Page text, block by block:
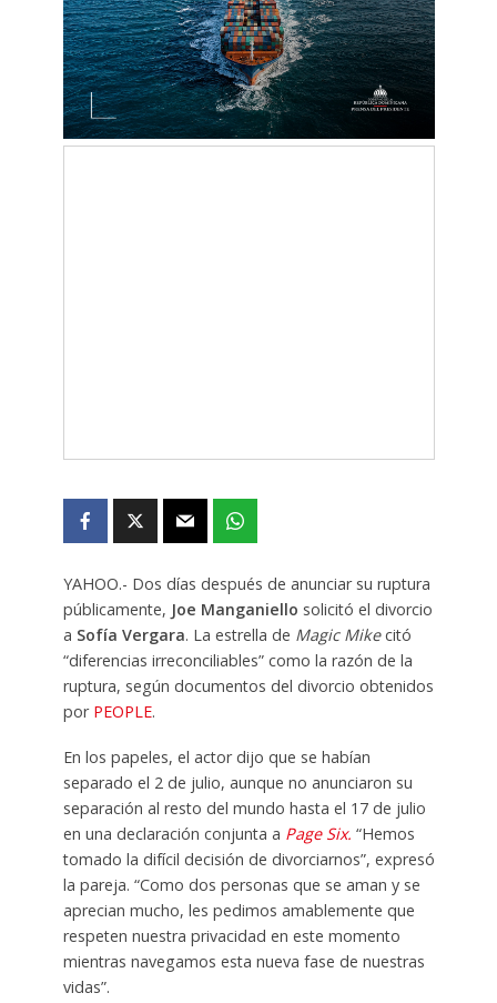
YAHOO.- Dos días después de anunciar su ruptura
públicamente, Joe Manganiello solicitó el divorcio
a Sofía Vergara. La estrella de Magic Mikecitó
“diferencias irreconciliables” como la razón de la
ruptura, según documentos del divorcio obtenidos
por PEOPLE.
En los papeles, el actor dijo que se habían
separado el 2 de julio, aunque no anunciaron su
separación al resto del mundo hasta el 17 de julio
en una declaración conjunta a Page Six. “Hemos
tomado la difícil decisión de divorciarnos”, expresó
la pareja. “Como dos personas que se aman y se
aprecian mucho, les pedimos amablemente que
respeten nuestra privacidad en este momento
mientras navegamos esta nueva fase de nuestras
vidas”.